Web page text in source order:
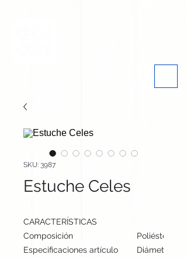
SKU: 3987
Estuche Celes
CARACTERÍSTICAS
Composición
Poliéster
Especificaciones artículo
Diámetro: